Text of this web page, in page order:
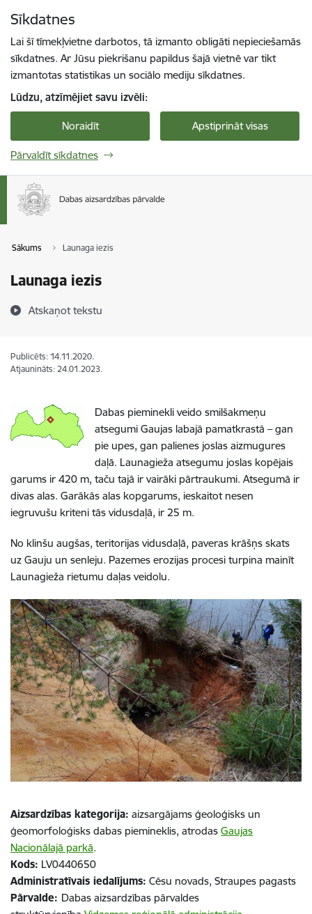
Sīkdatnes
Lai šī tīmekļvietne darbotos, tā izmanto obligāti nepieciešamās
sīkdatnes. Ar Jūsu piekrišanu papildus šajā vietnē var tikt
izmantotas statistikas un sociālo mediju sīkdatnes.
Lūdzu, atzīmējiet savu izvēli:
Noraidīt Apstiprināt visas
Pārvaldīt sīkdatnes
Sākums Launaga iezis
Launaga iezis
Atskaņot tekstu
Publicēts: 14.11.2020.
Atjaunināts: 24.01.2023.
Dabas pieminekli veido smilšakmeņu
atsegumi Gaujas labajā pamatkrastā – gan
pie upes, gan palienes joslas aizmugures
daļā. Launagieža atsegumu joslas kopējais
garums ir 420 m, taču tajā ir vairāki pārtraukumi. Atsegumā ir
divas alas. Garākās alas kopgarums, ieskaitot nesen
iegruvušu kriteni tās vidusdaļā, ir 25 m.
No klinšu augšas, teritorijas vidusdaļā, paveras krāšņs skats
uz Gauju un senleju. Pazemes erozijas procesi turpina mainīt
Launagieža rietumu daļas veidolu.
Aizsardzības kategorija: aizsargājams ģeoloģisks un
ģeomorfoloģisks dabas piemineklis, atrodas Gaujas
Nacionālajā parkā.
Kods: LV0440650
Administratīvais iedalījums: Cēsu novads, Straupes pagasts
Pārvalde: Dabas aizsardzības pārvaldes